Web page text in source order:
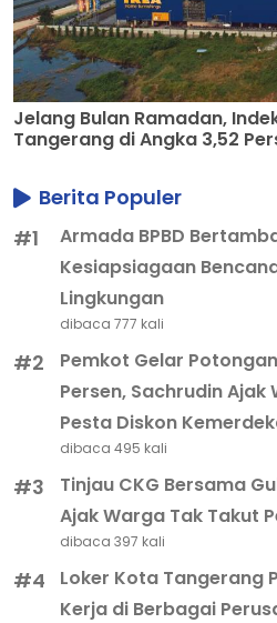
Jelang Bulan Ramadan,
Tangerang di Angka 3,52
Berita Populer
#1
Armada BPBD
Kesiapsiagaan
Lingkungan
dibaca 777 kali
#2
Pemkot Gelar
Persen, Sachrudin
Pesta Diskon
dibaca 495 kali
#3
Tinjau CKG Bersama
Ajak Warga Tak Takut
dibaca 397 kali
#4
Loker Kota Tangerang
Kerja di Berbagai